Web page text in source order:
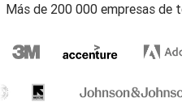
Más de 200 000 empresas de